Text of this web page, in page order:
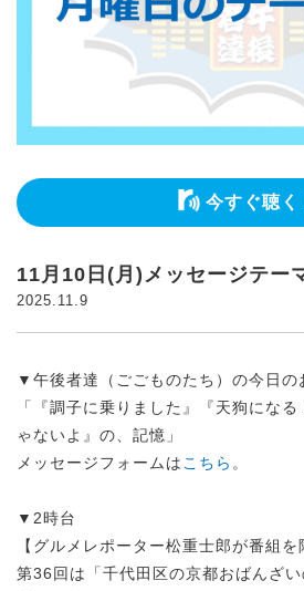
今すぐ聴く
11月10日(月)メッセージテー
2025.11.9
▼午後者達（ごごものたち）の今日の
「『調子に乗りました』『天狗にな
ゃないよ』の、記憶」
メッセージフォームはこちら 。
▼2時台
【グルメレポーター松重士郎が番組を
第36回は「千代田区の京都おばんざい